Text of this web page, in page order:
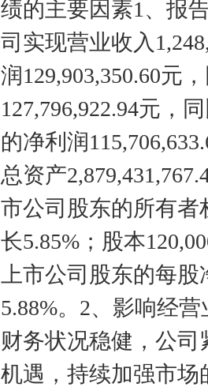
绩的主要因素1、报
司实现营业收入
润129,903,350.60元
127,796,922.94元，
的净利润
总资产
市公司股东的所有者
长5.85%；股本
上市公司股东的每
5.88%。2、影响经
财务状况稳健，公
机遇，持续加强市